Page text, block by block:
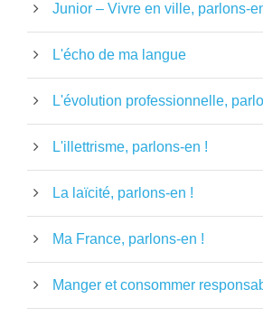
Junior – Vivre en ville, parlons-
L'écho de ma langue
L'évolution professionnelle,
L'illettrisme, parlons-en !
La laïcité, parlons-en !
Ma France, parlons-en !
Manger et consommer